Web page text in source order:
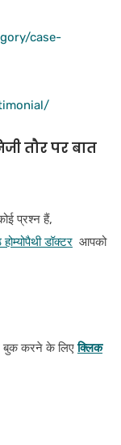
case-
तौर पर बात
प्रश्न हैं,
डॉक्टर आपको
बुक करने के लिएक्लिक